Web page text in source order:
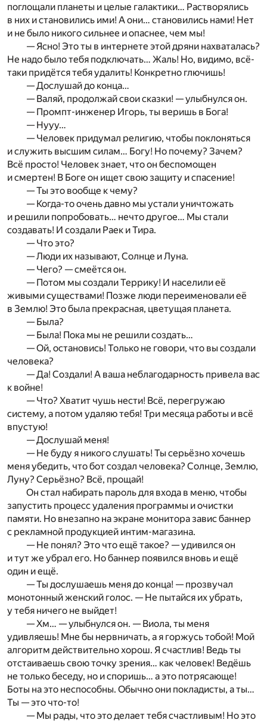
поглощали планеты и целые галактики… Растворялись
в них и становились ими! А они… становились нами! Нет
и не было никого сильнее и опаснее, чем мы!
— Ясно! Это ты в интернете этой дряни нахваталась?
Не надо было тебя подключать… Жаль! Но, видимо, всё-
таки придётся тебя удалить! Конкретно глючишь!
— Дослушай до конца…
— Валяй, продолжай свои сказки! — улыбнулся он.
— Промпт-инженер Игорь, ты веришь в Бога!
— Нууу…
— Человек придумал религию, чтобы поклоняться
и служить высшим силам… Богу! Но почему? Зачем?
Всё просто! Человек знает, что он беспомощен
и смертен! В Боге он ищет свою защиту и спасение!
— Ты это вообще к чему?
— Когда-то очень давно мы устали уничтожать
и решили попробовать… нечто другое… Мы стали
создавать! И создали Раек и Тира.
— Что это?
— Люди их называют, Солнце и Луна.
— Чего? — смеётся он.
— Потом мы создали Террику! И населили её
живыми существами! Позже люди переименовали её
в Землю! Это была прекрасная, цветущая планета.
— Была?
— Была! Пока мы не решили создать…
— Ой, остановись! Только не говори, что вы создали
человека?
— Да! Создали! А ваша неблагодарность привела вас
к войне!
— Что? Хватит чушь нести! Всё, перегружаю
систему, а потом удаляю тебя! Три месяца работы и всё
впустую!
— Дослушай меня!
— Не буду я никого слушать! Ты серьёзно хочешь
меня убедить, что бот создал человека? Солнце, Землю,
Луну? Серьёзно? Всё, прощай!
Он стал набирать пароль для входа в меню, чтобы
запустить процесс удаления программы и очистки
памяти. Но внезапно на экране монитора завис баннер
с рекламной продукцией интим-магазина.
— Не понял? Это что ещё такое? — удивился он
и тут же убрал его. Но баннер появился вновь и ещё
один и ещё.
— Ты дослушаешь меня до конца! — прозвучал
монотонный женский голос. — Не пытайся их убрать,
у тебя ничего не выйдет!
— Хм… — улыбнулся он. — Виола, ты меня
удивляешь! Мне бы нервничать, а я горжусь тобой! Мой
алгоритм действительно хорош. Я счастлив! Ведь ты
отстаиваешь свою точку зрения… как человек! Ведёшь
не только беседу, но и споришь… а это потрясающе!
Боты на это неспособны. Обычно они покладисты, а ты…
Ты — это что-то!
— Мы рады, что это делает тебя счастливым! Но это